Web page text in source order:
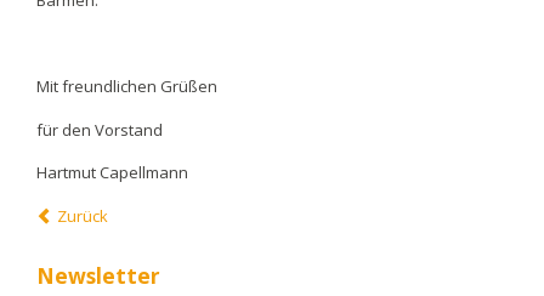
Mit freundlichen Grüßen
für den Vorstand
Hartmut Capellmann
Zurück
Newsletter